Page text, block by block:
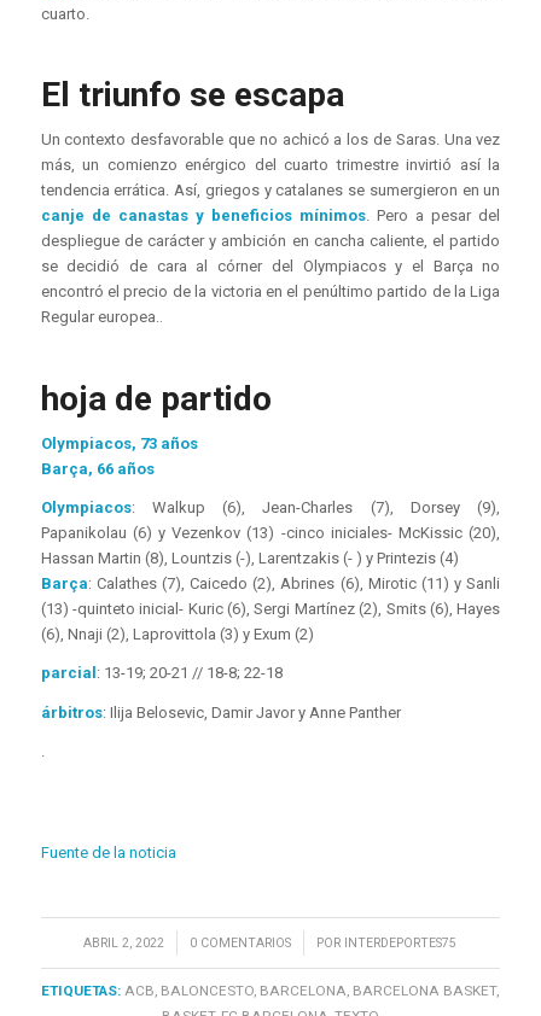
cuarto.
El triunfo se escapa
Un contexto desfavorable que no achicó a los de Saras. Una vez
más, un comienzo enérgico del cuarto trimestre invirtió así la
tendencia errática. Así, griegos y catalanes se sumergieron en un
canje de canastas y beneficios mínimos. Pero a pesar del
despliegue de carácter y ambición en cancha caliente, el partido
se decidió de cara al córner del Olympiacos y el Barça no
encontró el precio de la victoria en el penúltimo partido de la Liga
Regular europea..
hoja de partido
Olympiacos, 73 años
Barça, 66 años
Olympiacos: Walkup (6), Jean-Charles (7), Dorsey (9),
Papanikolau (6) y Vezenkov (13) -cinco iniciales- McKissic (20),
Hassan Martin (8), Lountzis (-), Larentzakis (- ) y Printezis (4)
Barça: Calathes (7), Caicedo (2), Abrines (6), Mirotic (11) y Sanli
(13) -quinteto inicial- Kuric (6), Sergi Martínez (2), Smits (6), Hayes
(6), Nnaji (2), Laprovittola (3) y Exum (2)
parcial : 13-19; 20-21 // 18-8; 22-18
árbitros: Ilija Belosevic, Damir Javor y Anne Panther
Fuente de la noticia
ABRIL 2, 2022
/ 0 COMENTARIOS
/ POR INTERDEPORTES75
ETIQUETAS: ACB BALONCESTO BARCELONA BARCELONA BASKET,